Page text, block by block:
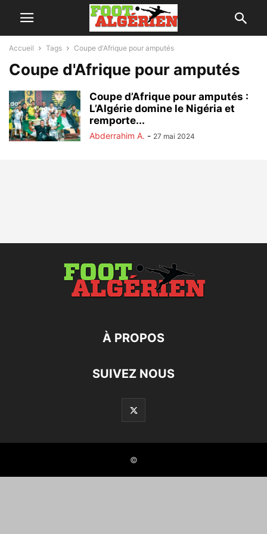
Accueil Tags Coupe d'Afrique pour amputés
Coupe d'Afrique pour amputés
Coupe d’Afrique pour amputés :
L’Algérie domine le Nigéria et
remporte...
Abderrahim A. - 27 mai 2024
À PROPOS
SUIVEZ NOUS
©